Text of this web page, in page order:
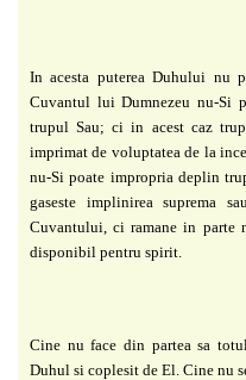
In acesta puterea Duhului nu
Cuvantul lui Dumnezeu nu-Si
trupul Sau; ci in acest caz
imprimat de voluptatea de la
nu-Si poate impropria deplin
gaseste implinirea suprema
Cuvantului, ci ramane in parte
disponibil pentru spirit.
Cine nu face din partea sa
Duhul si coplesit de El. Cine nu